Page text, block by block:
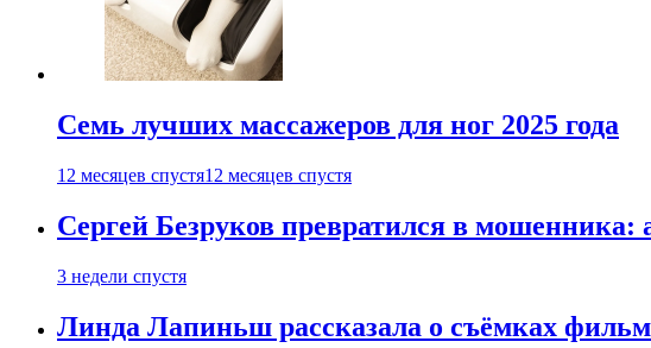
Семь лучших массажеров для ног 2025 года
12 месяцев спустя12 месяцев спустя
Сергей Безруков превратился в мошенника:
3 недели спустя
Линда Лапиньш рассказала о съёмках